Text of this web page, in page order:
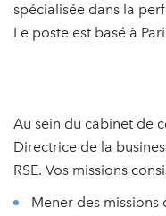
spécialisée dans la
Le poste est basé à
Au sein du cabinet de
Directrice de la
RSE. Vos missions
Mener des missions